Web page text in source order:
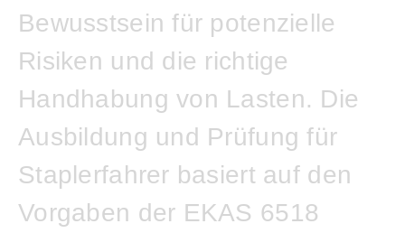
Bewusstsein für potenzielle
Risiken und die richtige
Handhabung von Lasten. Die
Ausbildung und Prüfung für
Staplerfahrer basiert auf den
Vorgaben der EKAS 6518